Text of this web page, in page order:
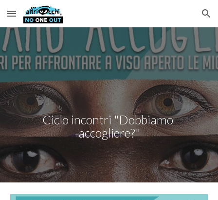
Skip to main content Skip to navigation
Ciclo incontri "Dobbiamo
accogliere?"